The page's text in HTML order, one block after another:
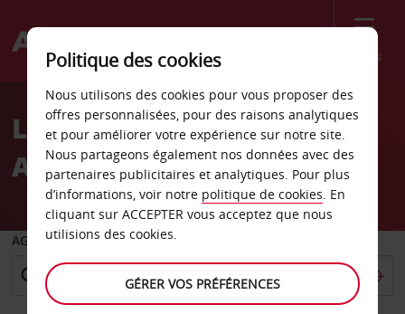
Menu
Welcome
AvisLocation de voiture
Aéroport de Niamey
AGENCE DE DÉPART
Politique des cookies
Nous utilisons des cookies pour vous proposer des
offres personnalisées, pour des raisons analytiques
et pour améliorer votre expérience sur notre site.
Nous partageons également nos données avec des
partenaires publicitaires et analytiques. Pour plus
d’informations, voir notre politique de cookies. En
cliquant sur ACCEPTER vous acceptez que nous
utilisions des cookies.
GÉRER VOS PRÉFÉRENCES